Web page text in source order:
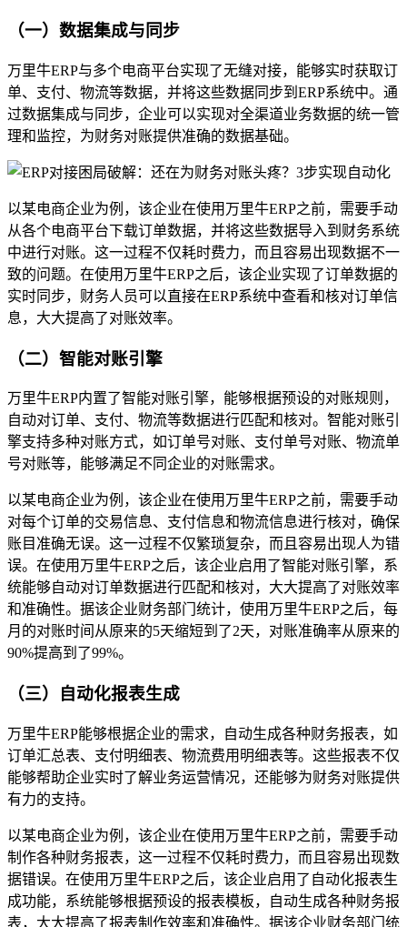
（一）数据集成与同步
万里牛ERP与多个电商平台实现了无缝对接，能够实时获取订
单、支付、物流等数据，并将这些数据同步到ERP系统中。通
过数据集成与同步，企业可以实现对全渠道业务数据的统一管
理和监控，为财务对账提供准确的数据基础。
以某电商企业为例，该企业在使用万里牛ERP之前，需要手动
从各个电商平台下载订单数据，并将这些数据导入到财务系统
中进行对账。这一过程不仅耗时费力，而且容易出现数据不一
致的问题。在使用万里牛ERP之后，该企业实现了订单数据的
实时同步，财务人员可以直接在ERP系统中查看和核对订单信
息，大大提高了对账效率。
（二）智能对账引擎
万里牛ERP内置了智能对账引擎，能够根据预设的对账规则，
自动对订单、支付、物流等数据进行匹配和核对。智能对账引
擎支持多种对账方式，如订单号对账、支付单号对账、物流单
号对账等，能够满足不同企业的对账需求。
以某电商企业为例，该企业在使用万里牛ERP之前，需要手动
对每个订单的交易信息、支付信息和物流信息进行核对，确保
账目准确无误。这一过程不仅繁琐复杂，而且容易出现人为错
误。在使用万里牛ERP之后，该企业启用了智能对账引擎，系
统能够自动对订单数据进行匹配和核对，大大提高了对账效率
和准确性。据该企业财务部门统计，使用万里牛ERP之后，每
月的对账时间从原来的5天缩短到了2天，对账准确率从原来的
90%提高到了99%。
（三）自动化报表生成
万里牛ERP能够根据企业的需求，自动生成各种财务报表，如
订单汇总表、支付明细表、物流费用明细表等。这些报表不仅
能够帮助企业实时了解业务运营情况，还能够为财务对账提供
有力的支持。
以某电商企业为例，该企业在使用万里牛ERP之前，需要手动
制作各种财务报表，这一过程不仅耗时费力，而且容易出现数
据错误。在使用万里牛ERP之后，该企业启用了自动化报表生
成功能，系统能够根据预设的报表模板，自动生成各种财务报
表，大大提高了报表制作效率和准确性。据该企业财务部门统